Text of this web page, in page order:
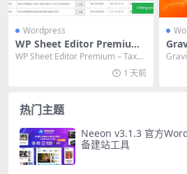
Wordpress
WP Sheet Editor Premium
– Taxonomy Terms Pro：终
极批量管理分类术语的高效利
WP Sheet Editor Premium – Taxon
1 天前
用
历
热门主题
Neeon v3.1.3 官方
备建站工具